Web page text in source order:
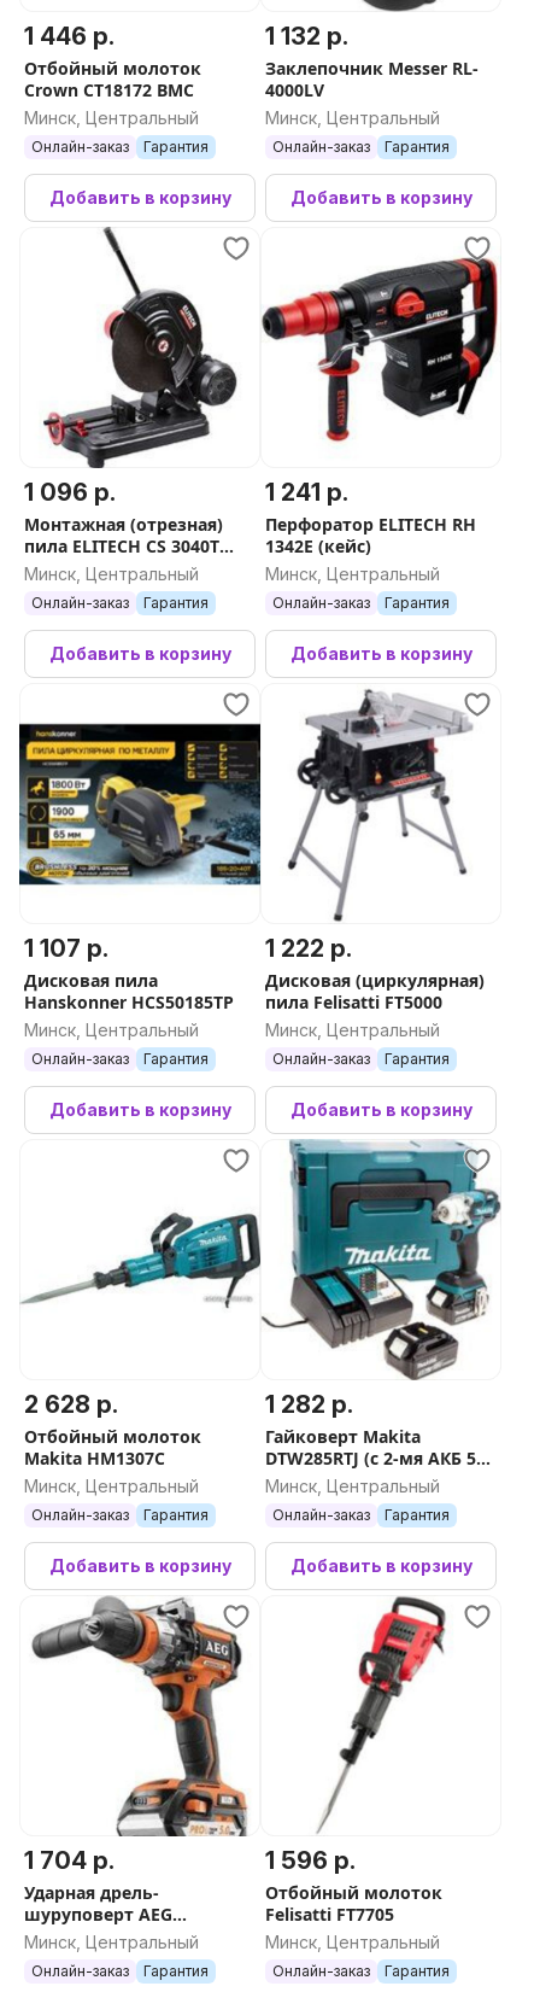
1 446 р.
Отбойный молоток
Crown CT18172 BMC
Минск, Центральный
Онлайн-заказ Гарантия
Добавить в корзину
1 132 р.
Заклепочник Messer RL-
4000LV
Минск, Центральный
Онлайн-заказ Гарантия
Добавить в корзину
1 096 р.
Монтажная (отрезная)
пила ELITECH CS 3040T
E2004.006.00
Минск, Центральный
Онлайн-заказ Гарантия
Добавить в корзину
1 241 р.
Перфоратор ELITECH RH
1342E (кейс)
Минск, Центральный
Онлайн-заказ Гарантия
Добавить в корзину
1 107 р.
Дисковая пила
Hanskonner HCS50185TP
Минск, Центральный
Онлайн-заказ Гарантия
Добавить в корзину
1 222 р.
Дисковая (циркулярная)
пила Felisatti FT5000
Минск, Центральный
Онлайн-заказ Гарантия
Добавить в корзину
2 628 р.
Отбойный молоток
Makita HM1307C
Минск, Центральный
Онлайн-заказ Гарантия
Добавить в корзину
1 282 р.
Гайковерт Makita
DTW285RTJ (с 2-мя АКБ 5
Ач, кейс)
Минск, Центральный
Онлайн-заказ Гарантия
Добавить в корзину
1 704 р.
Ударная дрель-
шуруповерт AEG
Powertools BSB 18 CBL LI-
502C 4935459396 (с 2-мя
АКБ)
Минск, Центральный
Онлайн-заказ Гарантия
1 596 р.
Отбойный молоток
Felisatti FT7705
Минск, Центральный
Онлайн-заказ Гарантия